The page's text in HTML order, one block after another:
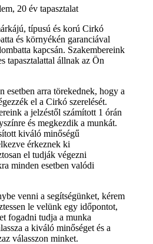
20 év tapasztalat
típusú és korú Cirkó
és környékén garanciával
kapcsán. Szakembereink
tapasztalattal állnak az Ön
esetben arra törekednek, hogy a
el a Cirkó szerelését.
a jelzéstől számított 1 órán
és megkezdik a munkát.
kiváló minőségű
érkeznek ki
el tudják végezni
minden esetben valódi
venni a segítségünket, kérem
le velünk egy időpontot,
fogadni tudja a munka
a kiváló minőséget és a
válasszon minket.